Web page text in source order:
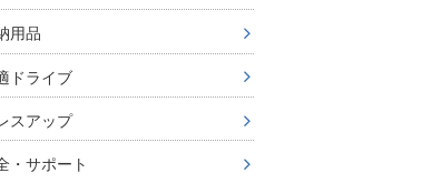
用品
ドライブ
スアップ
・サポート